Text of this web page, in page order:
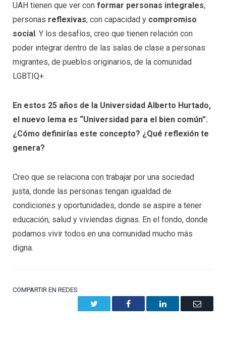
UAH tienen que ver con formar personas integrales,
personas reflexivas, con capacidad y compromiso
social . Y los desafíos, creo que tienen relación con
poder integrar dentro de las salas de clase a personas
migrantes, de pueblos originarios, de la comunidad
LGBTIQ+.
En estos 25 años de la Universidad Alberto Hurtado,
el nuevo lema es “Universidad para el bien común”.
¿Cómo definirías este concepto? ¿Qué reflexión te
genera?
Creo que se relaciona con trabajar por una sociedad
justa, donde las personas tengan igualdad de
condiciones y oportunidades, donde se aspire a tener
educación, salud y viviendas dignas. En el fondo, donde
podamos vivir todos en una comunidad mucho más
digna.
COMPARTIR EN REDES
Facebook LinkedIn Email